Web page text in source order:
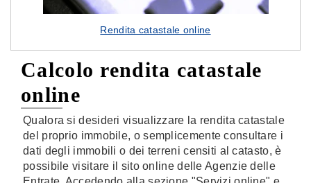
Rendita catastale online
Calcolo rendita catastale
online
Qualora si desideri visualizzare la rendita catastale
del proprio immobile, o semplicemente consultare i
dati degli immobili o dei terreni censiti al catasto, è
possibile visitare il sito online delle Agenzie delle